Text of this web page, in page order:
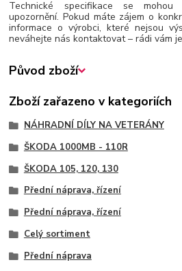
Technické specifikace se
upozornění. Pokud máte zájem o
informace o výrobci, které nejsou
neváhejte nás kontaktovat – rádi vám
Původ zboží
Zboží zařazeno v kategoriích
NÁHRADNÍ DÍLY NA VETERÁNY
ŠKODA 1000MB - 110R
ŠKODA 105, 120, 130
Přední náprava, řízení
Přední náprava, řízení
Celý sortiment
Přední náprava